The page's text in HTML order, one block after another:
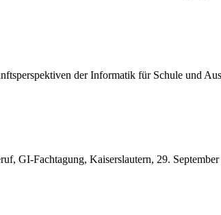
der Informatik für Schule und
GI-Fachtagung, Kaiserslautern, 29.